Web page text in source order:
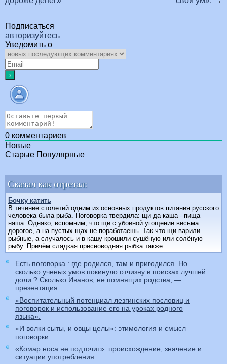
Подписаться
авторизуйтесь
Уведомить о
0 комментариев
Новые
Старые Популярные
Сказал как отрезал:
Бочку катить
В течение столетий одним из основных продуктов питания русского
человека была рыба. Поговорка твердила: щи да каша - пища
наша. Однако, вспомним, что щи с убоиной угощение весьма
дорогое, а на пустых щах не поработаешь. Так что щи варили
рыбные, а случалось и в кашу крошили сушёную или солёную
рыбу. Причём сладкая пресноводная рыбка также...
Есть поговорка : где родился, там и пригодился. Но
сколько ученых умов покинуло отчизну в поисках лучшей
доли ? Сколько Иванов, не помнящих родства, —
презентация
«Воспитательный потенциал лезгинских пословиц и
поговорок и использование его на уроках родного
языка».
«И волки сыты, и овцы целы»: этимология и смысл
поговорки
«Комар носа не подточит»: происхождение, значение и
ситуации употребления